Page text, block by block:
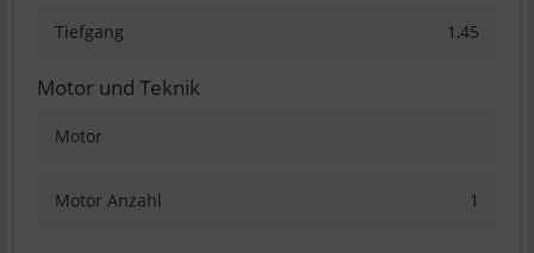
Tiefgang 1,45
Motor und Teknik
Motor
Motor Anzahl 1